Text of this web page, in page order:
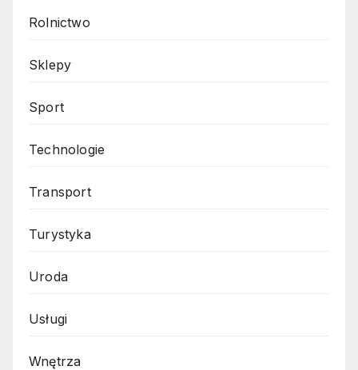
Rolnictwo
Sklepy
Sport
Technologie
Transport
Turystyka
Uroda
Usługi
Wnętrza